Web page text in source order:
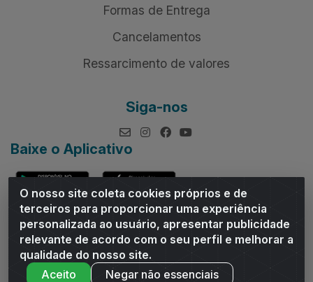
O nosso site coleta cookies próprios e de
terceiros para proporcionar uma experiência
personalizada ao usuário, apresentar publicidade
relevante de acordo com o seu perfil e melhorar a
qualidade do nosso site.
Aceito
Negar não essenciais
Formas de Entrega
Cancelamentos
Ressarcimento de valores
Siga-nos
Baixe o Aplicativo
Andrade Distribuidor - ROD AL 110, n° 1401 - Sitio Moco,
Arapiraca/AL - CEP 57319-300 - CNPJ 10.667.481/0001-47